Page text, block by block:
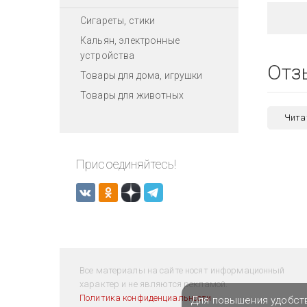
Сигареты, стики
Кальян, электронные
устройства
Товары для дома, игрушки
Товары для животных
Присоединяйтесь!
Все материалы на сайте носят информационный
характер и не являются рекламой.
Политика конфиденциальностиДля повышения